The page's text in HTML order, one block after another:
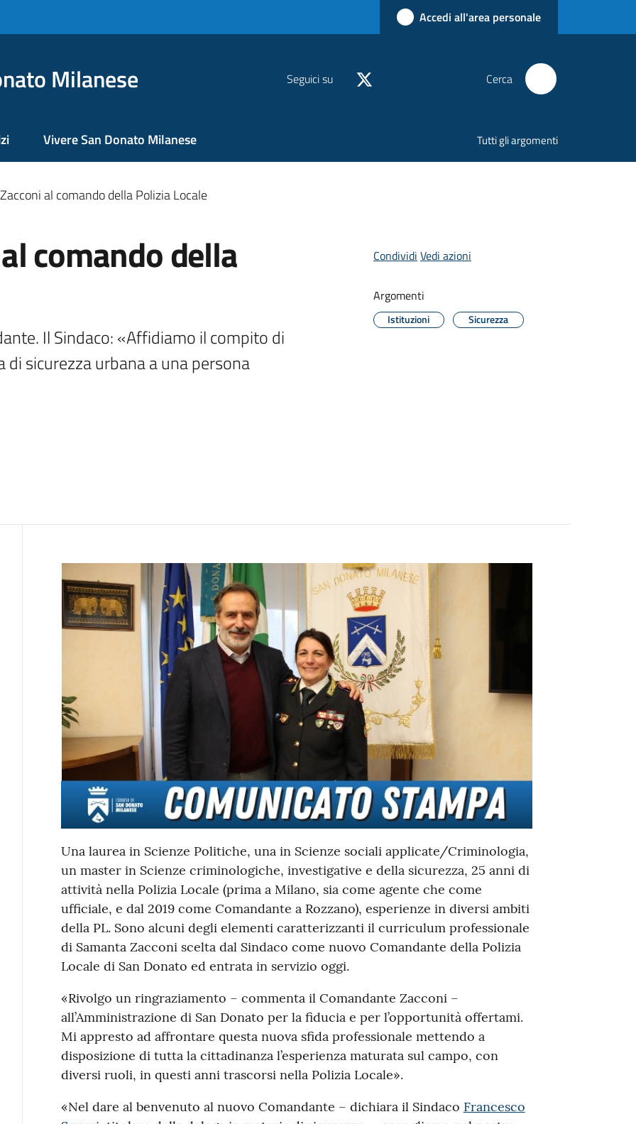
Accedi all'area personale
Milanese Seguici su Cerca
Vivere San Donato Milanese Tutti gli argomenti
al comando della Polizia Locale
comando della
Il Sindaco: «Affidiamo il compito di
di sicurezza urbana a una persona
Condividi Vedi azioni
Argomenti
Istituzioni Sicurezza
Contenuto
Una laurea in Scienze Politiche, una in Scienze sociali applicate/Criminologia,
un master in Scienze criminologiche, investigative e della sicurezza, 25 anni di
attività nella Polizia Locale (prima a Milano, sia come agente che come
ufficiale, e dal 2019 come Comandante a Rozzano), esperienze in diversi ambiti
della PL. Sono alcuni degli elementi caratterizzanti il curriculum professionale
di Samanta Zacconi scelta dal Sindaco come nuovo Comandante della Polizia
Locale di San Donato ed entrata in servizio oggi.
«Rivolgo un ringraziamento – commenta il Comandante Zacconi –
all’Amministrazione di San Donato per la fiducia e per l’opportunità offertami.
Mi appresto ad affrontare questa nuova sfida professionale mettendo a
disposizione di tutta la cittadinanza l’esperienza maturata sul campo, con
diversi ruoli, in questi anni trascorsi nella Polizia Locale».
«Nel dare al benvenuto al nuovo Comandante – dichiara il Sindaco Francesco